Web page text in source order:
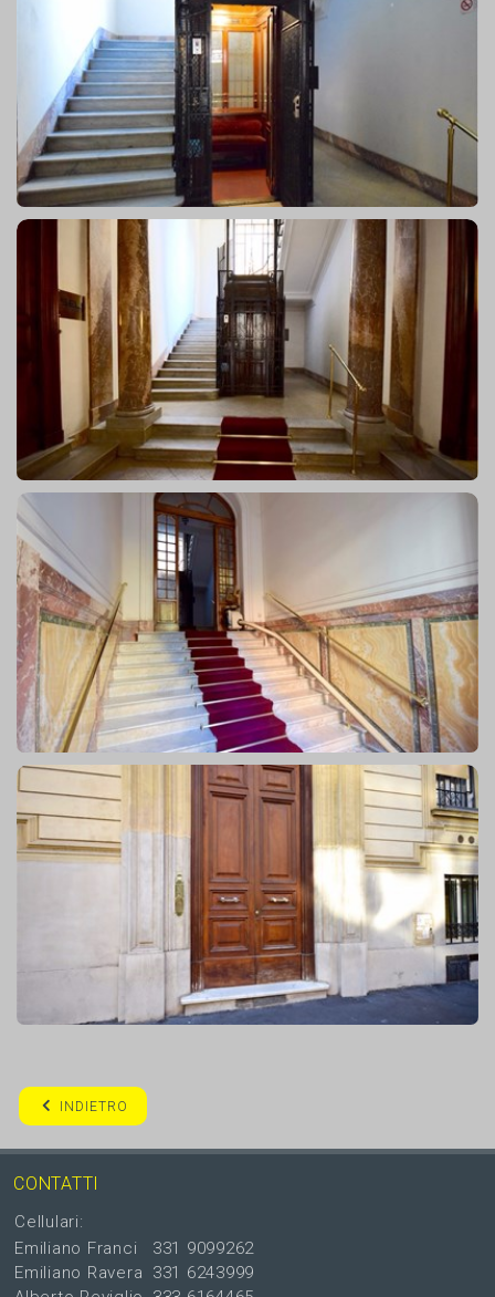
INDIETRO
CONTATTI
Cellulari:
Emiliano Franci
Emiliano Ravera
331 9099262
331 6243999